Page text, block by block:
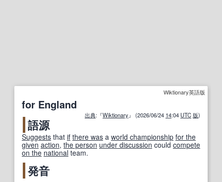
Wiktionary英語版
for England
出典:『Wiktionary』 (2026/06/24 14:04 UTC 版)
語源
Suggests that if there was a world championship for the
given action, the person under discussion could compete
on the national team.
発音